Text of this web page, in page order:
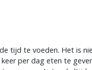
tijd te voeden. Het is
per dag eten te